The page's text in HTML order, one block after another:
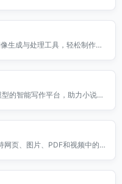
生成与处理工具，轻松制作高
的智能写作平台，助力小说创
页、图片、PDF和视频中的表